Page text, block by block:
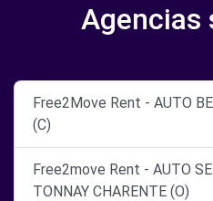
Agencias
Free2Move Rent - AUTO
(C)
Free2move Rent - AUTO
TONNAY CHARENTE (O)